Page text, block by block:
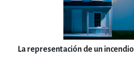
La representación de un incendio